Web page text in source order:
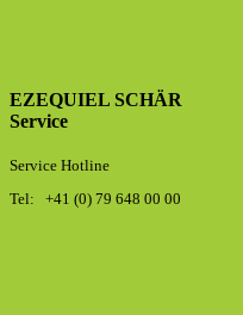
EZEQUIEL SCHÄR
Service
Service Hotline
Tel: +41 (0) 79 648 00 00